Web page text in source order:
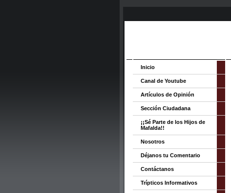
Inicio
Canal de Youtube
Artículos de Opinión
Sección Ciudadana
¡¡Sé Parte de los Hijos de
Mafalda!!
Nosotros
Déjanos tu Comentario
Contáctanos
Trípticos Informativos